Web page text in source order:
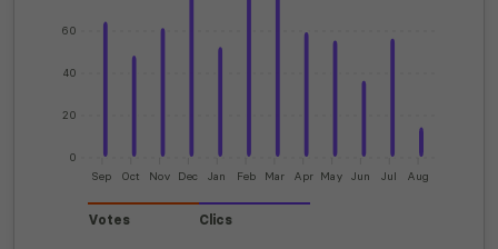
0
20
40
60
Sep Oct Nov Dec Jan Feb Mar Apr May Jun Jul Aug
Votes Clics